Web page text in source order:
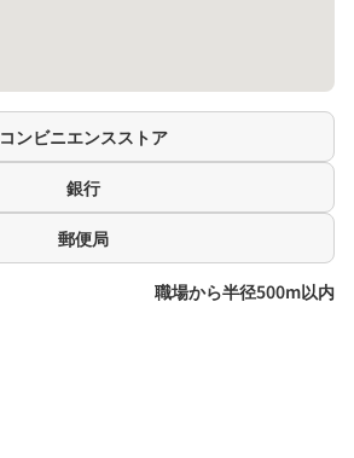
コンビニエンスストア
銀行
郵便局
職場から半径500m以内